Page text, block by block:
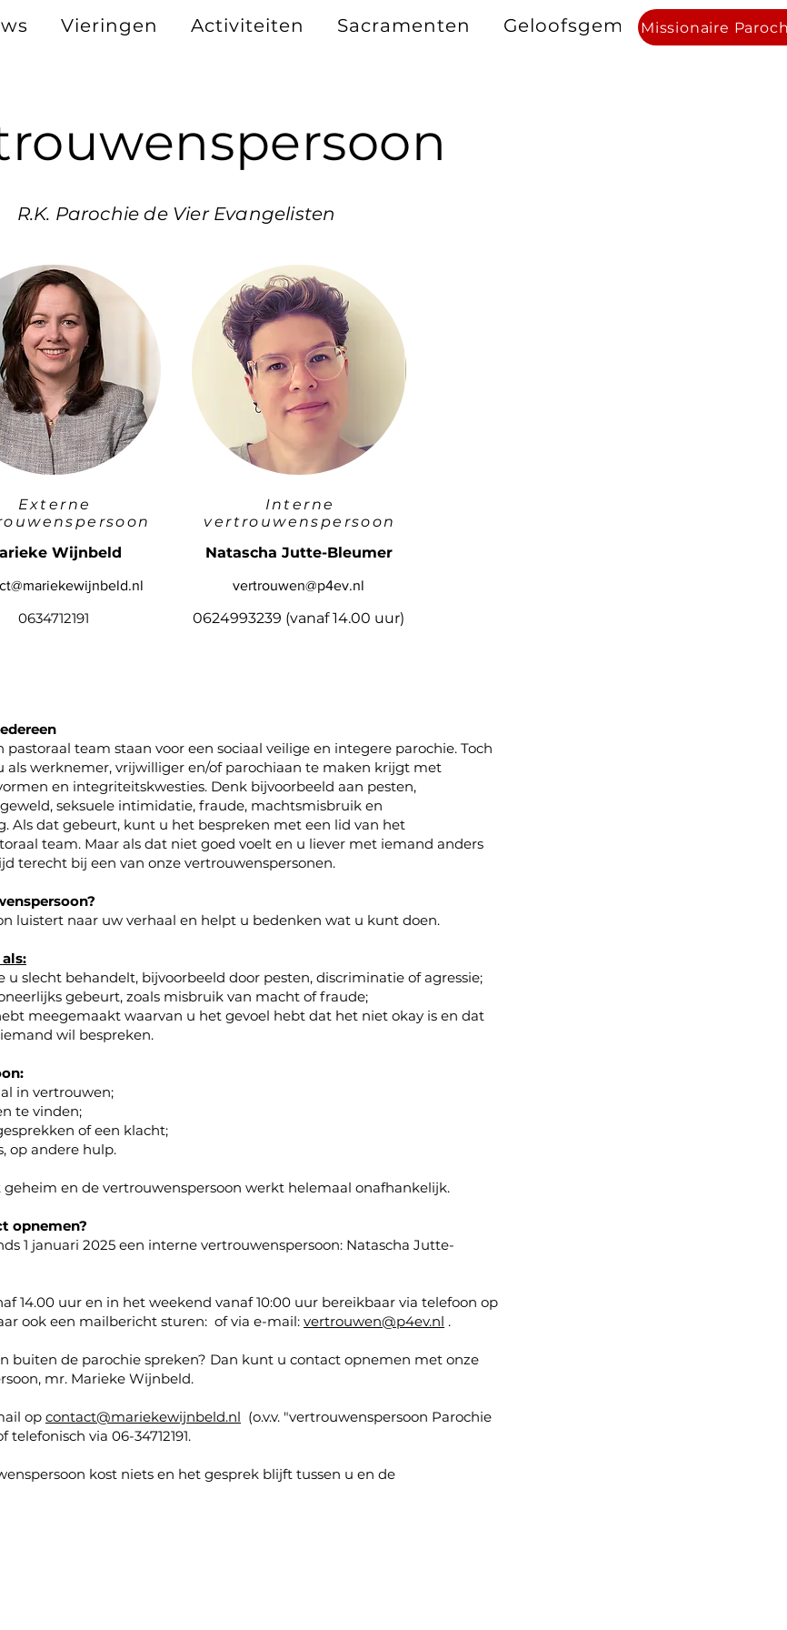
Vieringen Activiteiten Sacramenten Geloofsgemeenschappen
Missionaire
R.K. Parochie de Vier Evangelisten
Externe
Wijnbeld
0634712191
Interne
vertrouwenspersoon
Natascha Jutte-Bleumer
vertrouwen@p4ev.nl
0624993239 (vanaf 14.00 uur)
team staan voor een sociaal veilige en integere parochie. Toch
als werknemer, vrijwilliger en/of parochiaan te maken krijgt met
en integriteitskwesties. Denk bijvoorbeeld aan pesten,
seksuele intimidatie, fraude, machtsmisbruik en
Als dat gebeurt, kunt u het bespreken met een lid van het
team. Maar als dat niet goed voelt en u liever met iemand anders
terecht bij een van onze vertrouwenspersonen.
luistert naar uw verhaal en helpt u bedenken wat u kunt doen.
u slecht behandelt, bijvoorbeeld door pesten, discriminatie of agressie;
gebeurt, zoals misbruik van macht of fraude;
meegemaakt waarvan u het gevoel hebt dat het niet okay is en dat
wil bespreken.
in vertrouwen;
te vinden;
of een klacht;
op andere hulp.
en de vertrouwenspersoon werkt helemaal onafhankelijk.
opnemen?
1 januari 2025 een interne vertrouwenspersoon: Natascha Jutte-
14.00 uur en in het weekend vanaf 10:00 uur bereikbaar via telefoon op
ook een mailbericht sturen: of via e-mail: vertrouwen@p4ev.nl .
buiten de parochie spreken? Dan kunt u contact opnemen met onze
mr. Marieke Wijnbeld.
op contact@mariekewijnbeld.nl (o.v.v. "vertrouwenspersoon Parochie
via 06-34712191.
kost niets en het gesprek blijft tussen u en de